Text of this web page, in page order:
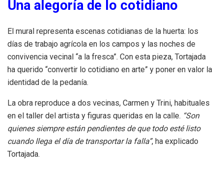
Una alegoría de lo cotidiano
El mural representa escenas cotidianas de la huerta: los
días de trabajo agrícola en los campos y las noches de
convivencia vecinal “a la fresca”. Con esta pieza, Tortajada
ha querido “convertir lo cotidiano en arte” y poner en valor la
identidad de la pedanía.
La obra reproduce a dos vecinas, Carmen y Trini, habituales
en el taller del artista y figuras queridas en la calle. “Son
quienes siempre están pendientes de que todo esté listo
cuando llega el día de transportar la falla”, ha explicado
Tortajada.